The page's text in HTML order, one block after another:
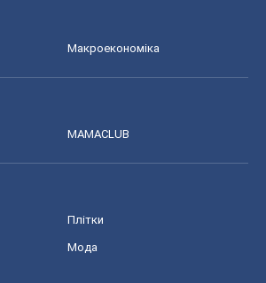
Макроекономіка
MAMACLUB
Плітки
Мода